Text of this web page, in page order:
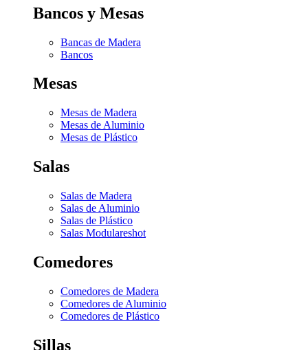
Bancos y Mesas
Bancas de Madera
Bancos
Mesas
Mesas de Madera
Mesas de Aluminio
Mesas de Plástico
Salas
Salas de Madera
Salas de Aluminio
Salas de Plástico
Salas Modulareshot
Comedores
Comedores de Madera
Comedores de Aluminio
Comedores de Plástico
Sillas